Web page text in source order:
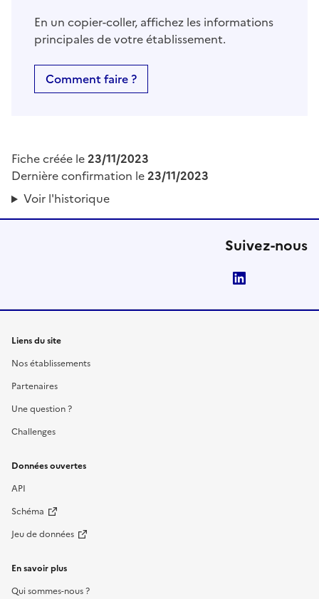
En un copier-coller, affichez les informations
principales de votre établissement.
Comment faire ?
Fiche créée le23/11/2023
Dernière confirmation le23/11/2023
Voir l'historique
Suivez-nous
Liens du site
Nos établissements
Partenaires
Une question ?
Challenges
Données ouvertes
API
Schéma
Jeu de données
En savoir plus
Qui sommes-nous ?